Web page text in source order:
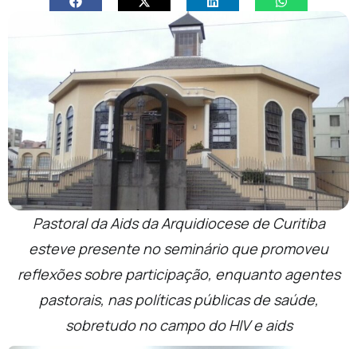
Pastoral da Aids da Arquidiocese de Curitiba
esteve presente no seminário que promoveu
reflexões sobre participação, enquanto agentes
pastorais, nas políticas públicas de saúde,
sobretudo no campo do HIV e aids